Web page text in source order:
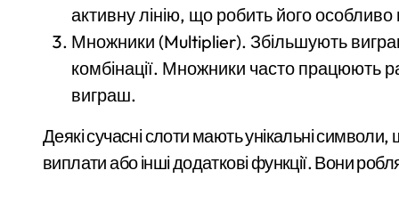
Більше 442 тисяч ВПО у Києві: як
Зростання тарифів на проїзд може
активну лінію, що робить його особливо
Множники (Multiplier). Збільшують
комбінації. Множники часто працюють
виграш.
Деякі сучасні слоти мають унікальні
виплати або інші додаткові функції. Вони